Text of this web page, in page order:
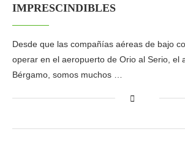
IMPRESCINDIBLES
Desde que las compañías aéreas de bajo
operar en el aeropuerto de Orio al Serio, el
Bérgamo, somos muchos …